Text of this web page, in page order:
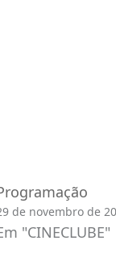
de novembro de
"CINECLUBE"